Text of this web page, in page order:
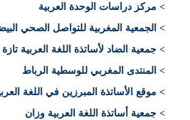
> مركز دراسات الوحدة العربية
> الجمعية المغربية للتواصل الصحي
> جمعية الضاد لأساتذة اللغة العربية تازة
> المنتدى المغربي للوسطية الرباط
> موقع الأساتذة المبرزين في اللغة
> جمعية أساتذة اللغة العربية وزان